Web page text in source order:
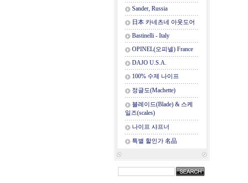
Sander, Russia
日本 카네츠네 아웃도어
Bastinelli - Italy
OPINEL(오피넬) France
DAJO U.S.A.
100% 수제 나이프
정글도(Machette)
블레이드(Blade) & 스케
일즈(scales)
나이프 샤프너
특별 할인가 名品